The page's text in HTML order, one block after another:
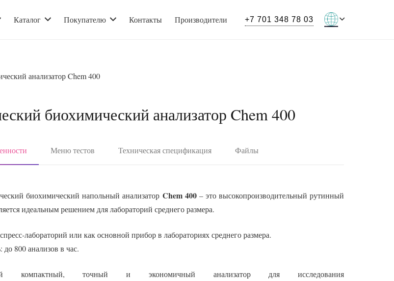
Каталог Покупателю Контакты Производители +7 701 348 78 03
анализатор Chem 400
биохимический анализатор Chem 400
Меню тестов Техническая спецификация Файлы
биохимический напольный анализатор Chem 400– это высокопроизводительный рутинный
идеальным решением для лабораторий среднего размера.
лабораторий или как основной прибор в лабораториях среднего размера.
до 800 анализов в час.
компактный, точный и экономичный анализатор для исследования